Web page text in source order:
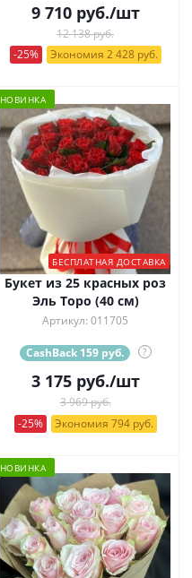
9 710руб./шт
12 138 руб.
-25%
Экономия 2 428 руб.
НОВИНКА
БЕСПЛАТНАЯ ДОСТАВКА
Букет из 25 красных роз
Эль Торо (40 см)
Артикул: 011705
CashBack 159 руб. ?
3 175руб./шт
3 969 руб.
-25%
Экономия 794 руб.
НОВИНКА